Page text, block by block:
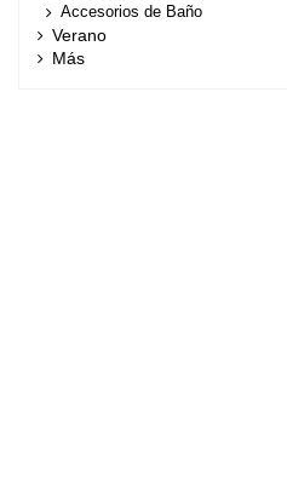
Accesorios de Baño
Verano
Más